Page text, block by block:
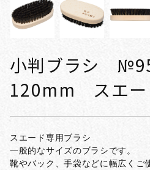
小判ブラシ
120mm スエー
スエード専用ブラシ
一般的なサイズのブラシです。
靴やバック、手袋などに幅広くご